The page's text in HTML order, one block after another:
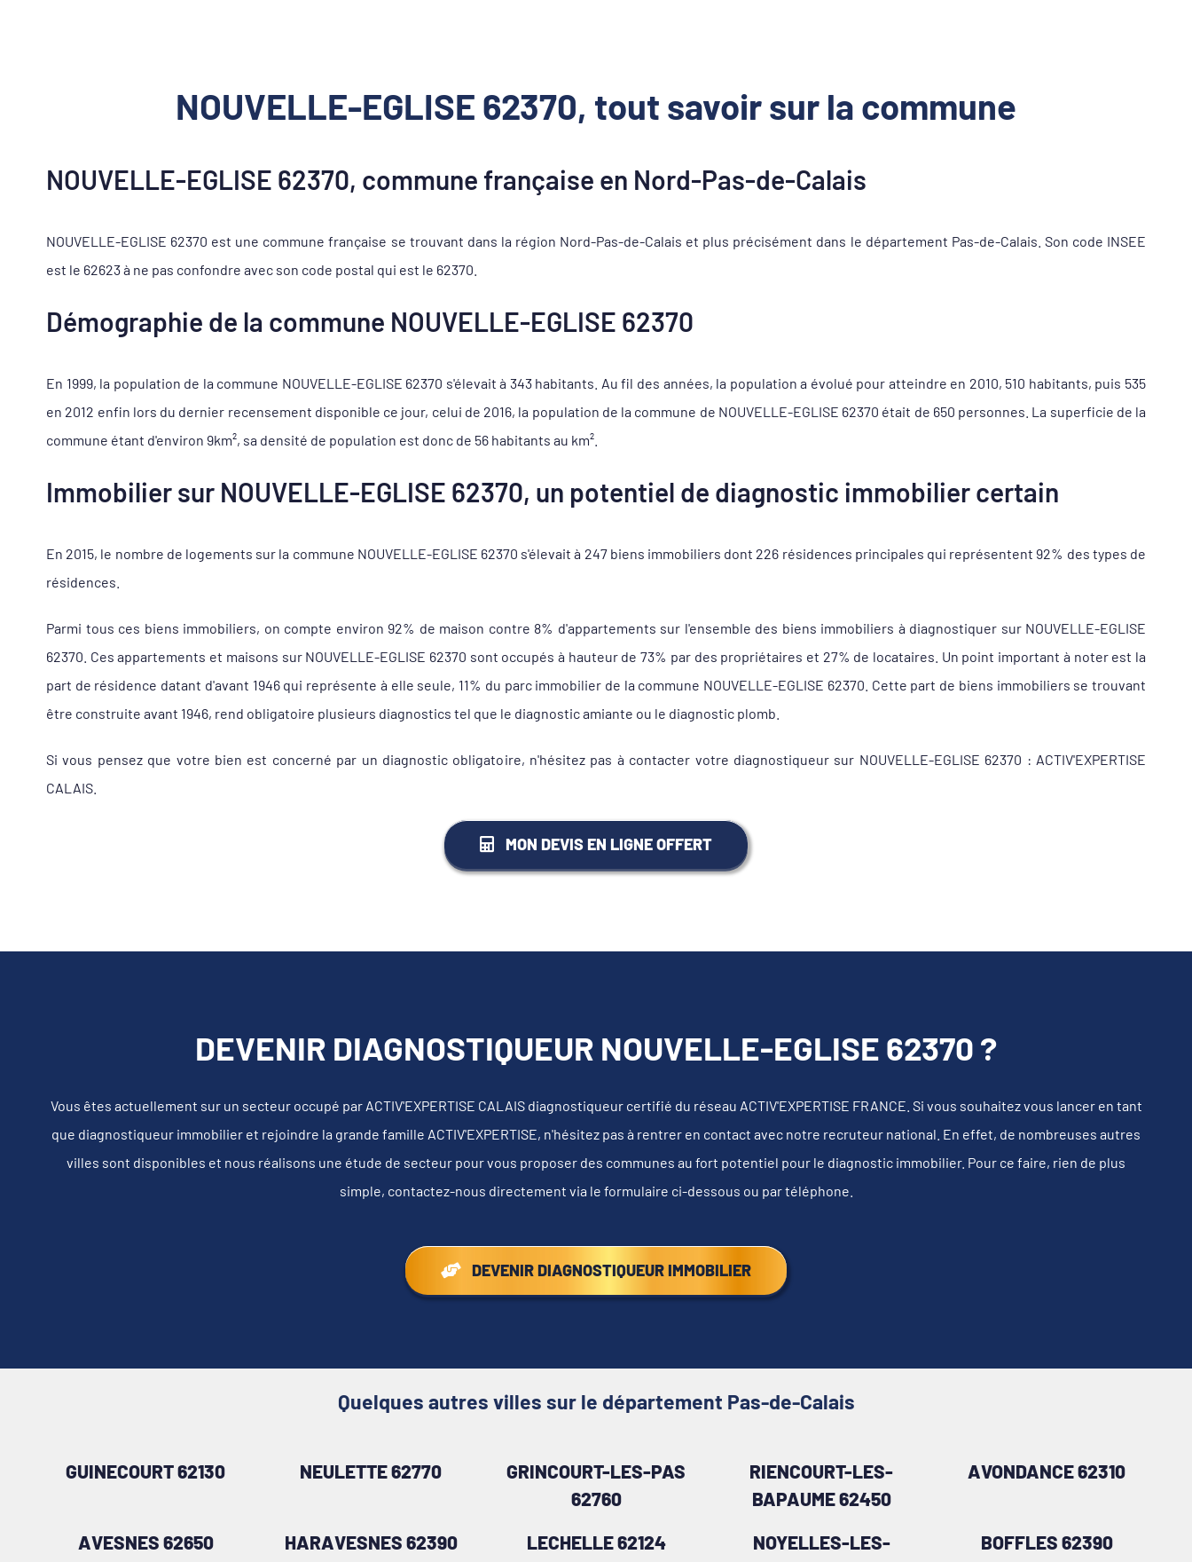
NOUVELLE-EGLISE 62370, tout savoir sur la commune
NOUVELLE-EGLISE 62370, commune française en Nord-Pas-de-Calais
NOUVELLE-EGLISE 62370 est une commune française se trouvant dans la région Nord-Pas-de-Calais et plus précisément dans le département Pas-de-Calais. Son code INSEE
est le 62623 à ne pas confondre avec son code postal qui est le 62370.
Démographie de la commune NOUVELLE-EGLISE 62370
En 1999, la population de la commune NOUVELLE-EGLISE 62370 s'élevait à 343 habitants. Au fil des années, la population a évolué pour atteindre en 2010, 510 habitants, puis 535
en 2012 enfin lors du dernier recensement disponible ce jour, celui de 2016, la population de la commune de NOUVELLE-EGLISE 62370 était de 650 personnes. La superficie de la
commune étant d'environ 9km², sa densité de population est donc de 56 habitants au km².
Immobilier sur NOUVELLE-EGLISE 62370, un potentiel de diagnostic immobilier certain
En 2015, le nombre de logements sur la commune NOUVELLE-EGLISE 62370 s'élevait à 247 biens immobiliers dont 226 résidences principales qui représentent 92% des types de
résidences.
Parmi tous ces biens immobiliers, on compte environ 92% de maison contre 8% d'appartements sur l'ensemble des biens immobiliers à diagnostiquer sur NOUVELLE-EGLISE
62370. Ces appartements et maisons sur NOUVELLE-EGLISE 62370 sont occupés à hauteur de 73% par des propriétaires et 27% de locataires. Un point important à noter est la
part de résidence datant d'avant 1946 qui représente à elle seule, 11% du parc immobilier de la commune NOUVELLE-EGLISE 62370. Cette part de biens immobiliers se trouvant
être construite avant 1946, rend obligatoire plusieurs diagnostics tel que le diagnostic amiante ou le diagnostic plomb.
Si vous pensez que votre bien est concerné par un diagnostic obligatoire, n'hésitez pas à contacter votre diagnostiqueur sur NOUVELLE-EGLISE 62370 : ACTIV'EXPERTISE
CALAIS.
MON DEVIS EN LIGNE OFFERT
DEVENIR DIAGNOSTIQUEUR NOUVELLE-EGLISE 62370 ?
Vous êtes actuellement sur un secteur occupé par ACTIV'EXPERTISE CALAIS diagnostiqueur certifié du réseau ACTIV'EXPERTISE FRANCE. Si vous souhaitez vous lancer en tant
que diagnostiqueur immobilier et rejoindre la grande famille ACTIV'EXPERTISE, n'hésitez pas à rentrer en contact avec notre recruteur national. En effet, de nombreuses autres
villes sont disponibles et nous réalisons une étude de secteur pour vous proposer des communes au fort potentiel pour le diagnostic immobilier. Pour ce faire, rien de plus
simple, contactez-nous directement via le formulaire ci-dessous ou par téléphone.
DEVENIR DIAGNOSTIQUEUR IMMOBILIER
Quelques autres villes sur le département Pas-de-Calais
GUINECOURT 62130 NEULETTE 62770
GRINCOURT-LES-PAS
62760
RIENCOURT-LES-
BAPAUME 62450
AVONDANCE 62310
AVESNES 62650 HARAVESNES 62390 LECHELLE 62124
NOYELLES-LES-
BOFFLES 62390